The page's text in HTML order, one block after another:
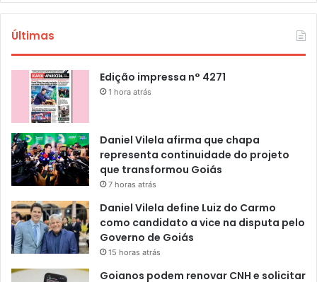
Últimas
Edição impressa n° 4271
1 hora atrás
Daniel Vilela afirma que chapa
representa continuidade do projeto
que transformou Goiás
7 horas atrás
Daniel Vilela define Luiz do Carmo
como candidato a vice na disputa pelo
Governo de Goiás
15 horas atrás
Goianos podem renovar CNH e solicitar